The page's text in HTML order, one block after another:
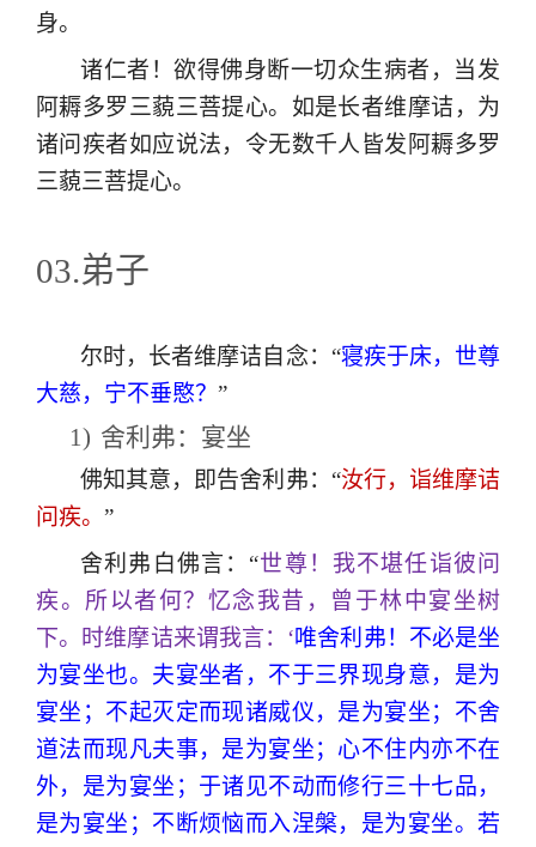
身。
诸仁者！欲得佛身断一切众生病者，当发
阿耨多罗三藐三菩提心。如是长者维摩诘，为
诸问疾者如应说法，令无数千人皆发阿耨多罗
三藐三菩提心。
03.弟子
尔时，长者维摩诘自念：“寝疾于床，世尊
大慈，宁不垂愍？ ”
1) 舍利弗：宴坐
佛知其意，即告舍利弗：“汝行，诣维摩诘
问疾。 ”
舍利弗白佛言：“世尊！我不堪任诣彼问
疾。所以者何？忆念我昔，曾于林中宴坐树
下。时维摩诘来谓我言：‘唯舍利弗！不必是坐
为宴坐也。夫宴坐者，不于三界现身意，是为
宴坐；不起灭定而现诸威仪，是为宴坐；不舍
道法而现凡夫事，是为宴坐；心不住内亦不在
外，是为宴坐；于诸见不动而修行三十七品，
是为宴坐；不断烦恼而入涅槃，是为宴坐。若